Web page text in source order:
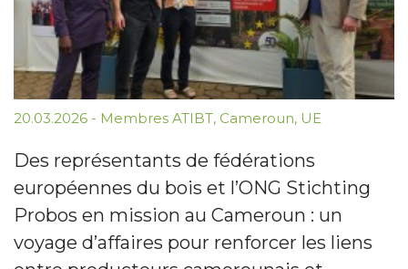
20.03.2026 - Membres ATIBT, Cameroun, UE
Des représentants de fédérations
européennes du bois et l’ONG Stichting
Probos en mission au Cameroun : un
voyage d’affaires pour renforcer les liens